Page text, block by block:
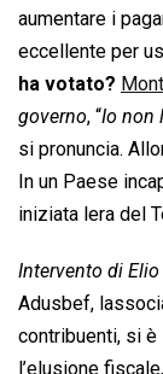
aumentare i
eccellente per
ha votato?
governo, “Io non
si pronuncia.
In un Paese
iniziata lera del
Intervento di
Adusbef,
contribuenti, si è
l’elusione